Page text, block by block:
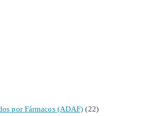
por Fármacos (ADAF) (22)